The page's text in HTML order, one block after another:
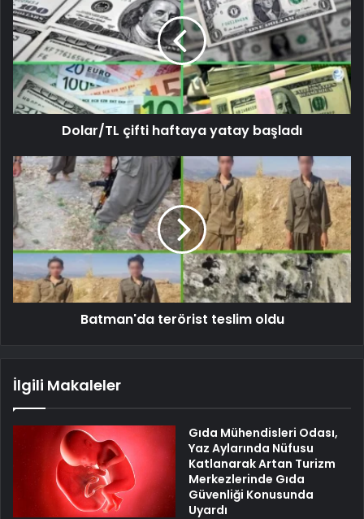
Dolar/TL çifti haftaya yatay başladı
Batman'da terörist teslim oldu
İlgili Makaleler
Gıda Mühendisleri Odası,
Yaz Aylarında Nüfusu
Katlanarak Artan Turizm
Merkezlerinde Gıda
Güvenliği Konusunda
Uyardı